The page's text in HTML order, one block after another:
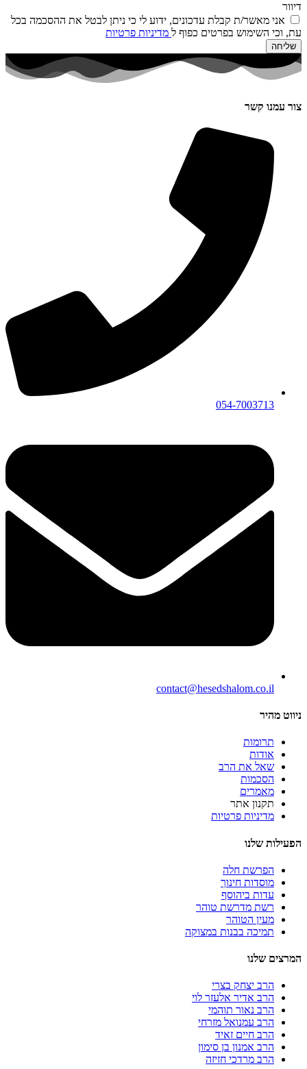
דיוור
אני מאשר/ת קבלת עדכונים, ידוע לי כי ניתן לבטל את ההסכמה בכל
עת, וכי השימוש בפרטים כפוף ל מדיניות פרטיות
שליחה
צור עמנו קשר
054-7003713
contact@hesedshalom.co.il
ניווט מהיר
תרומות
אודות
שאל את הרב
הסכמות
מאמרים
תקנון אתר
מדיניות פרטיות
הפעילות שלנו
הפרשת חלה
מוסדות חינוך
עדות ביהוסף
רשת מדרשת טוהר
מעין הטוהר
תמיכה בבנות במצוקה
המרצים שלנו
הרב יצחק בצרי
הרב אדיר אלעזר לוי
הרב נאור תוהמי
הרב עמנואל מזרחי
הרב חיים זאיד
הרב אמנון בן סימון
הרב מרדכי חזיזה